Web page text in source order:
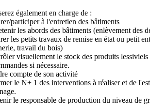
également en charge de :
participer à l'entretien des bâtiments
les abords des bâtiments (enlèvement des
les petits travaux de remise en état ou petit
travail du bois)
visuellement le stock des produits
si nécessaire.
compte de son activité
le N+ 1 des interventions à réaliser et de
le responsable de production du niveau de